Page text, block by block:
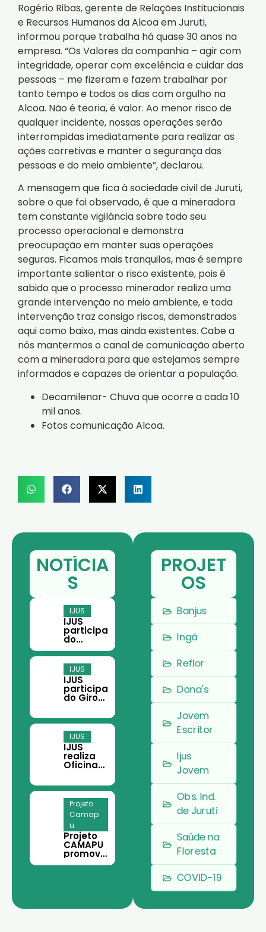
Rogério Ribas, gerente de Relações Institucionais
e Recursos Humanos da Alcoa em Juruti,
informou porque trabalha há quase 30 anos na
empresa. “Os Valores da companhia – agir com
integridade, operar com excelência e cuidar das
pessoas – me fizeram e fazem trabalhar por
tanto tempo e todos os dias com orgulho na
Alcoa. Não é teoria, é valor. Ao menor risco de
qualquer incidente, nossas operações serão
interrompidas imediatamente para realizar as
ações corretivas e manter a segurança das
pessoas e do meio ambiente”, declarou.
A mensagem que fica à sociedade civil de Juruti,
sobre o que foi observado, é que a mineradora
tem constante vigilância sobre todo seu
processo operacional e demonstra
preocupação em manter suas operações
seguras. Ficamos mais tranquilos, mas é sempre
importante salientar o risco existente, pois é
sabido que o processo minerador realiza uma
grande intervenção no meio ambiente, e toda
intervenção traz consigo riscos, demonstrados
aqui como baixo, mas ainda existentes. Cabe a
nós mantermos o canal de comunicação aberto
com a mineradora para que estejamos sempre
informados e capazes de orientar a população.
Decamilenar- Chuva que ocorre a cada 10
mil anos.
Fotos comunicação Alcoa.
NOTÍCIA
S
IJUS
IJUS
participa
do
Encontro
Paraens
e do
Terceiro
Setor,
em
Belém
IJUS
IJUS
participa
do Giro
a em
Belém
IJUS
IJUS
realiza
Oficina
Teoria
da
Mudança
Planeja
mento
Estratégi
co em
Juruti
Projeto
Camap
u
Projeto
CAMAPU
promove
curso de
ades
PROJET
OS
Banjus
Ingá
Reflor
Dona's
Jovem
Escritor
Ijus
Jovem
Obs. Ind.
de Juruti
Saúde na
Floresta
COVID-19